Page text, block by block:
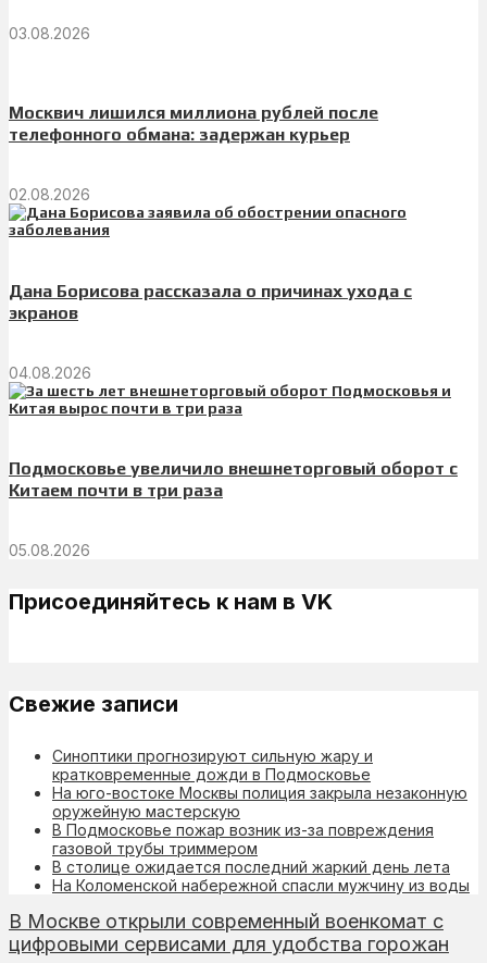
03.08.2026
Москвич лишился миллиона рублей после
телефонного обмана: задержан курьер
02.08.2026
Дана Борисова рассказала о причинах ухода с
экранов
04.08.2026
Подмосковье увеличило внешнеторговый оборот с
Китаем почти в три раза
05.08.2026
Присоединяйтесь к нам в VK
Свежие записи
Синоптики прогнозируют сильную жару и
кратковременные дожди в Подмосковье
На юго-востоке Москвы полиция закрыла незаконную
оружейную мастерскую
В Подмосковье пожар возник из-за повреждения
газовой трубы триммером
В столице ожидается последний жаркий день лета
На Коломенской набережной спасли мужчину из воды
В Москве открыли современный военкомат с
цифровыми сервисами для удобства горожан